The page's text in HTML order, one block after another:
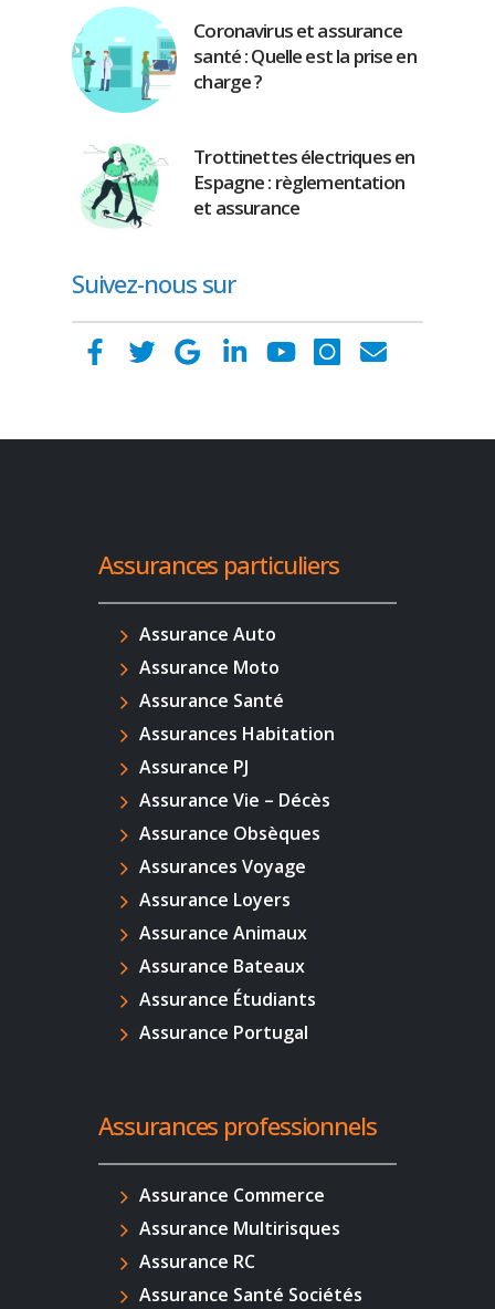
Coronavirus et assurance
santé : Quelle est la prise en
charge ?
Trottinettes électriques en
Espagne : règlementation
et assurance
Suivez-nous sur
Assurances particuliers
Assurance Auto
Assurance Moto
Assurance Santé
Assurances Habitation
Assurance PJ
Assurance Vie – Décès
Assurance Obsèques
Assurances Voyage
Assurance Loyers
Assurance Animaux
Assurance Bateaux
Assurance Étudiants
Assurance Portugal
Assurances professionnels
Assurance Commerce
Assurance Multirisques
Assurance RC
Assurance Santé Sociétés